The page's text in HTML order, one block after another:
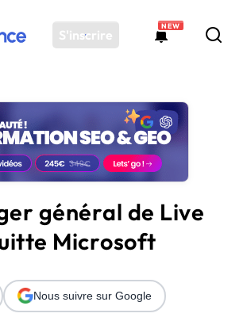
S'inscrire
NEW
général de Live
Microsoft
Nous suivre sur Google